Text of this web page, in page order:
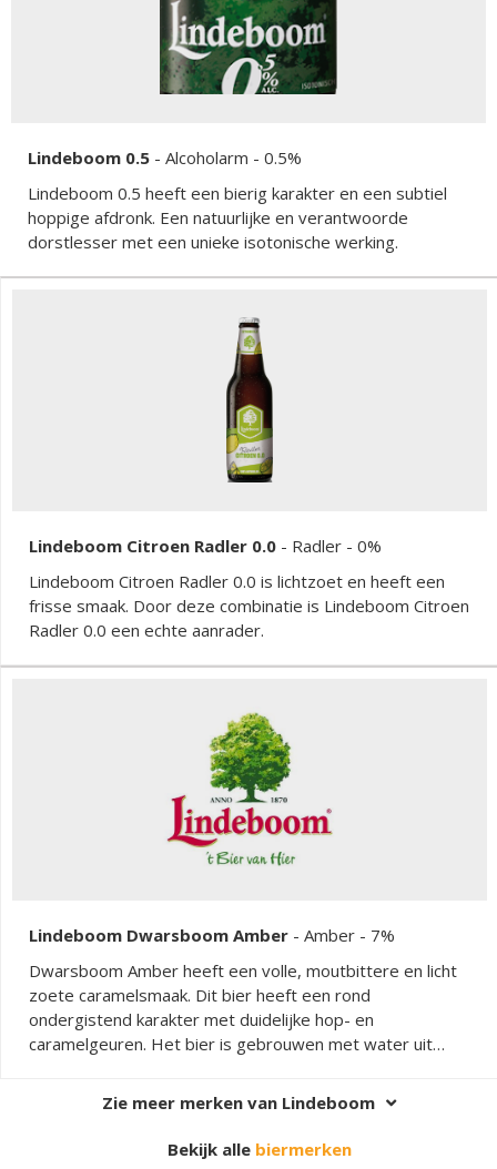
Lindeboom 0.5 - Alcoholarm - 0.5%
Lindeboom 0.5 heeft een bierig karakter en een subtiel
hoppige afdronk. Een natuurlijke en verantwoorde
dorstlesser met een unieke isotonische werking.
Lindeboom Citroen Radler 0.0 - Radler - 0%
Lindeboom Citroen Radler 0.0 is lichtzoet en heeft een
frisse smaak. Door deze combinatie is Lindeboom Citroen
Radler 0.0 een echte aanrader.
Lindeboom Dwarsboom Amber - Amber - 7%
Dwarsboom Amber heeft een volle, moutbittere en licht
zoete caramelsmaak. Dit bier heeft een rond
ondergistend karakter met duidelijke hop- en
caramelgeuren. Het bier is gebrouwen met water uit
verschillende soorten hop: Cascade, Spalter en
Hallertauer Nordbrauer. Het bier is gebrouwen met
Lindeboom ondergist.
Zie meer merken van Lindeboom
Bekijk alle biermerken